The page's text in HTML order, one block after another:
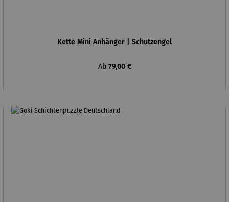
Kette Mini Anhänger | Schutzengel
Regulärer Preis:
Ab 79,00 €